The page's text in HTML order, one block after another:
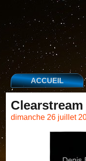
ACCUEIL
Clearstream
dimanche 26 juillet